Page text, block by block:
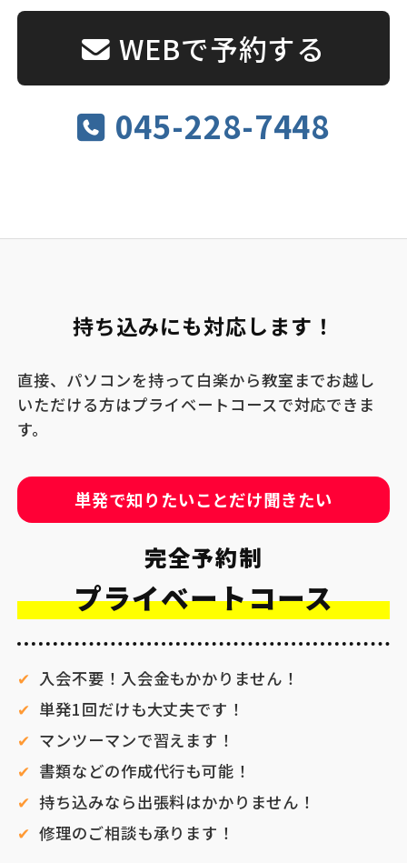
WEBで予約する
045-228-7448
持ち込みにも対応します！
直接、パソコンを持って白楽から教室までお越し
いただける方はプライベートコースで対応できま
す。
単発で知りたいことだけ聞きたい
完全予約制
プライベートコース
入会不要！入会金もかかりません！
単発1回だけも大丈夫です！
マンツーマンで習えます！
書類などの作成代行も可能！
持ち込みなら出張料はかかりません！
修理のご相談も承ります！